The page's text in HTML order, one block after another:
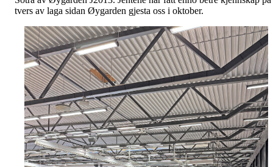
tvers av laga sidan Øygarden gjesta oss i oktober.